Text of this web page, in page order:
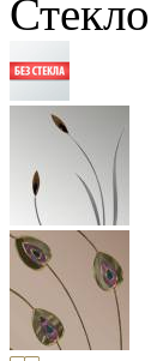
Стекло